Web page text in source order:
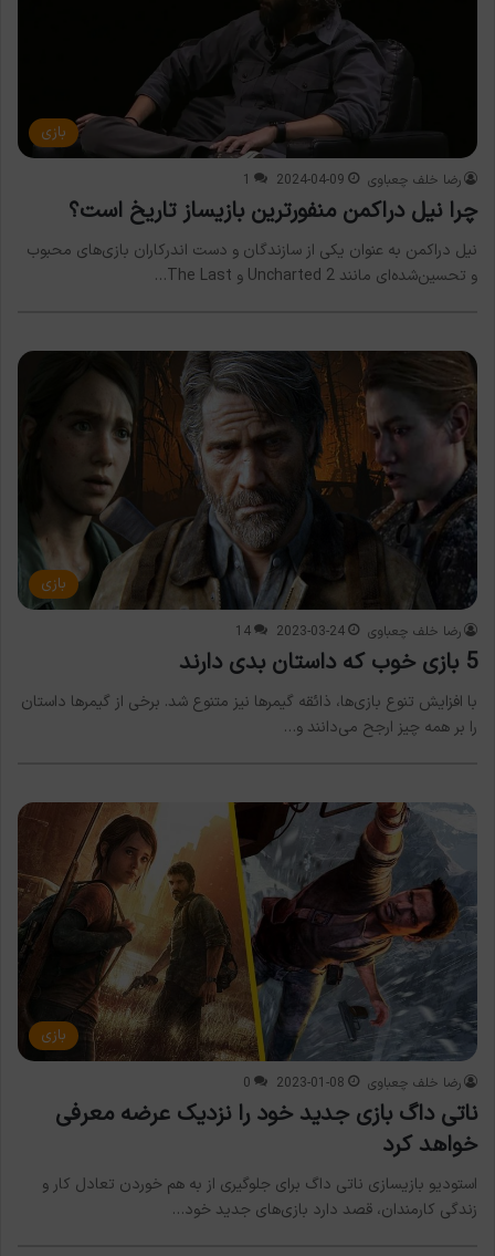
بازی
رضا خلف چعباوی 2024-04-09
1
چرا نیل دراکمن منفورترین بازیساز تاریخ است؟
نیل دراکمن به عنوان یکی از سازندگان و دست اندرکاران بازی‌های محبوب
و تحسین‌شده‌ای مانند Uncharted 2 و The Last…
بازی
رضا خلف چعباوی 2023-03-24
14
5 بازی خوب که داستان بدی دارند
با افزایش تنوع بازی‌ها، ذائقه گیمرها نیز متنوع شد. برخی از گیمرها داستان
را بر همه چیز ارجح می‌دانند و…
بازی
رضا خلف چعباوی 2023-01-08
0
ناتی داگ بازی جدید خود را نزدیک عرضه معرفی
خواهد کرد
استودیو بازیسازی ناتی داگ برای جلوگیری از به هم خوردن تعادل کار و
زندگی کارمندان، قصد دارد بازی‌های جدید خود…